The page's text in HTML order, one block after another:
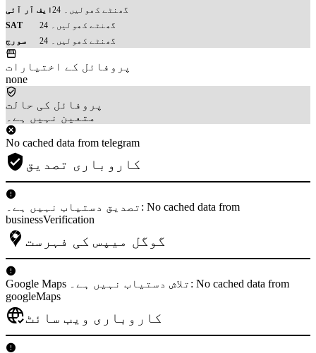
ایف آر آئی
24 گھنٹے کھولیں۔
SAT
24 گھنٹے کھولیں۔
سورج
24 گھنٹے کھولیں۔
پروفائل کے اختیارات
none
پروفائل کی حالت
متعین نہیں ہے۔
No cached data from telegram
کاروباری تصدیق
تصدیق دستیاب نہیں ہے۔: No cached data from
businessVerification
گوگل میپس کی فہرست
Google Maps تلاش دستیاب نہیں ہے۔: No cached data from
googleMaps
کاروباری ویب سائٹ